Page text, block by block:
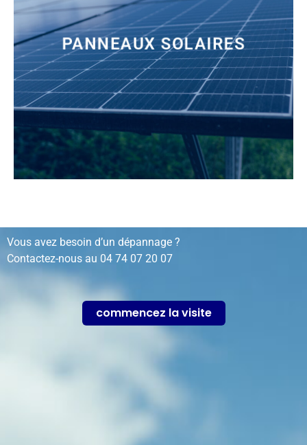
PANNEAUX SOLAIRES
installation, rénovation, dépannage…
Vous avez besoin d’un dépannage ?
Contactez-nous au 04 74 07 20 07
commencez la visite